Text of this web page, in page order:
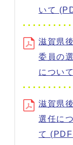
いて
滋賀県
委員の
につい
滋賀県
選任に
て